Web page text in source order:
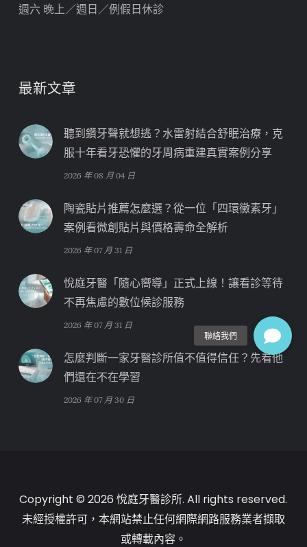
週六 晚上／週日／例假日休診
最新文章
聽到鑽牙聲就想逃？水雷射結合舒眠治療，克
服十年看牙恐懼的牙周病重建真實案例分享
2026 年 08 月 04 日
陶瓷貼片推薦怎麼選？從一位「四環黴素牙」
案例看微創貼片與價格壽命全解析
2026 年 07 月 31 日
悅庭牙醫「隨心嚮導」正式上線！讓看診等待
不再焦慮的數位候診服務
2026 年 07 月 31 日
怎麼判斷一家牙醫診所值不值得信任？先看他
們還在不在學習
2026 年 07 月 30 日
Copyright © 2026 悅庭牙醫診所. All rights reserved.
未經授權許可，本網站禁止任何網際網路服務業者擷取
或轉載內容。